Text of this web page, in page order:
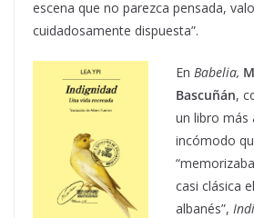
escena que no parezca pensada,
cuidadosamente dispuesta”.
En Babelia,
Bascuñán,
un libro más
incómodo
casi clásica
albanés”,